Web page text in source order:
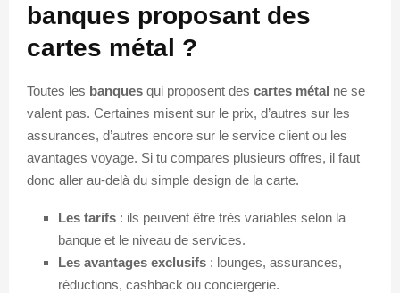
banques proposant des
cartes métal ?
Toutes les banques qui proposent des cartes métal ne se
valent pas. Certaines misent sur le prix, d’autres sur les
assurances, d’autres encore sur le service client ou les
avantages voyage. Si tu compares plusieurs offres, il faut
donc aller au-delà du simple design de la carte.
Les tarifs : ils peuvent être très variables selon la
banque et le niveau de services.
Les avantages exclusifs : lounges, assurances,
réductions, cashback ou conciergerie.